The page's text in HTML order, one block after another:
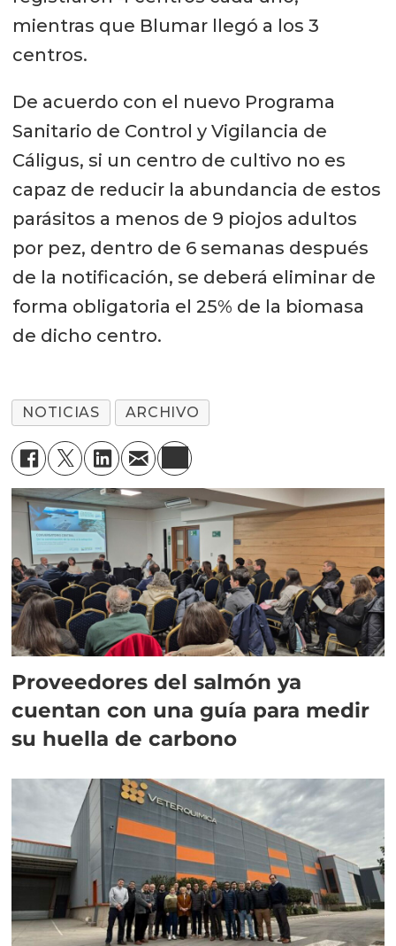
mientras que Blumar llegó a los 3
centros.
De acuerdo con el nuevo Programa
Sanitario de Control y Vigilancia de
Cáligus, si un centro de cultivo no es
capaz de reducir la abundancia de estos
parásitos a menos de 9 piojos adultos
por pez, dentro de 6 semanas después
de la notificación, se deberá eliminar de
forma obligatoria el 25% de la biomasa
de dicho centro.
NOTICIAS ARCHIVO
Proveedores del salmón ya
cuentan con una guía para medir
su huella de carbono